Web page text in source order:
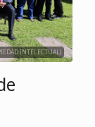
INTELECTUAL)